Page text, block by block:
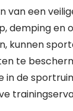
een
demping en
kunnen
te
de